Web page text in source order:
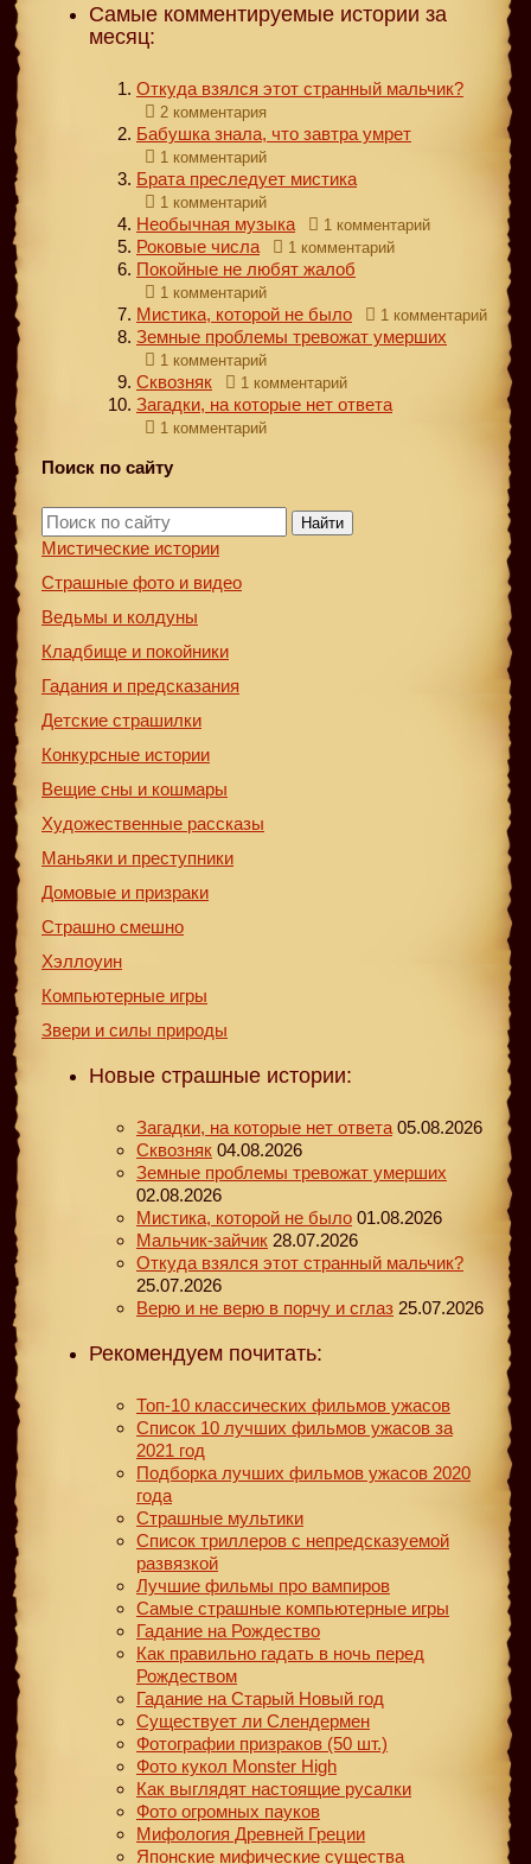
Самые комментируемые истории за
месяц:
Откуда взялся этот странный мальчик?
2 комментария
Бабушка знала, что завтра умрет
1 комментарий
Брата преследует мистика
1 комментарий
Необычная музыка 1 комментарий
Роковые числа 1 комментарий
Покойные не любят жалоб
1 комментарий
Мистика, которой не было 1 комментарий
Земные проблемы тревожат умерших
1 комментарий
Сквозняк 1 комментарий
Загадки, на которые нет ответа
1 комментарий
Поиск по сайту
Найти
Мистические истории
Страшные фото и видео
Ведьмы и колдуны
Кладбище и покойники
Гадания и предсказания
Детские страшилки
Конкурсные истории
Вещие сны и кошмары
Художественные рассказы
Маньяки и преступники
Домовые и призраки
Страшно смешно
Хэллоуин
Компьютерные игры
Звери и силы природы
Новые страшные истории:
Загадки, на которые нет ответа 05.08.2026
Сквозняк 04.08.2026
Земные проблемы тревожат умерших
02.08.2026
Мистика, которой не было 01.08.2026
Мальчик-зайчик 28.07.2026
Откуда взялся этот странный мальчик?
25.07.2026
Верю и не верю в порчу и сглаз 25.07.2026
Рекомендуем почитать:
Топ-10 классических фильмов ужасов
Список 10 лучших фильмов ужасов за
2021 год
Подборка лучших фильмов ужасов 2020
года
Страшные мультики
Список триллеров с непредсказуемой
развязкой
Лучшие фильмы про вампиров
Самые страшные компьютерные игры
Гадание на Рождество
Как правильно гадать в ночь перед
Рождеством
Гадание на Старый Новый год
Существует ли Слендермен
Фотографии призраков (50 шт.)
Фото кукол Monster High
Как выглядят настоящие русалки
Фото огромных пауков
Мифология Древней Греции
Японские мифические существа